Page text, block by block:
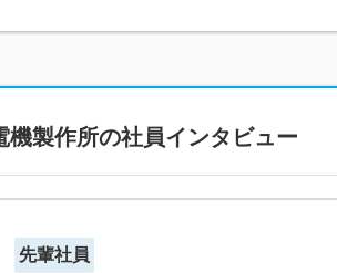
機製作所の社員インタビュー
先輩社員